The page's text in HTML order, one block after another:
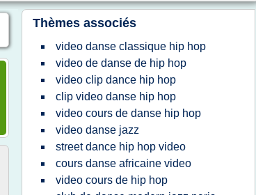
Thèmes associés
video danse classique hip hop
video de danse de hip hop
video clip dance hip hop
clip video danse hip hop
video cours de danse hip hop
video danse jazz
street dance hip hop video
cours danse africaine video
video cours de hip hop